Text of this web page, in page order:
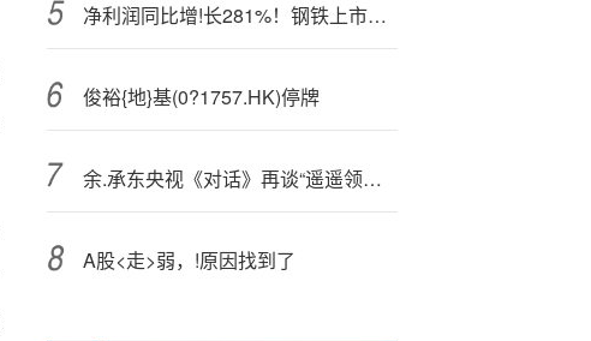
净利润同比增!长281%！钢铁上市企业年报公布， 宝钢股份营收、净利润两项数据均居首，柳钢股份净利润增长579%
俊裕{地}基(0?1757.HK)停牌
余.承东央视《对话》再谈“遥遥领先”：华为确实取得了显著成绩
A股<走>弱，!原因找到了